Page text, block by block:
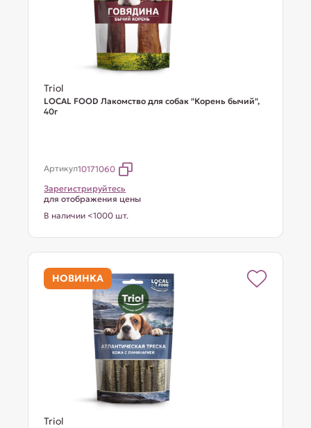
Triol
LOCAL FOOD Лакомство для собак "Корень бычий",
40г
Артикул10171060
Зарегистрируйтесь
для отображения цены
В наличии <1000 шт.
НОВИНКА
Triol